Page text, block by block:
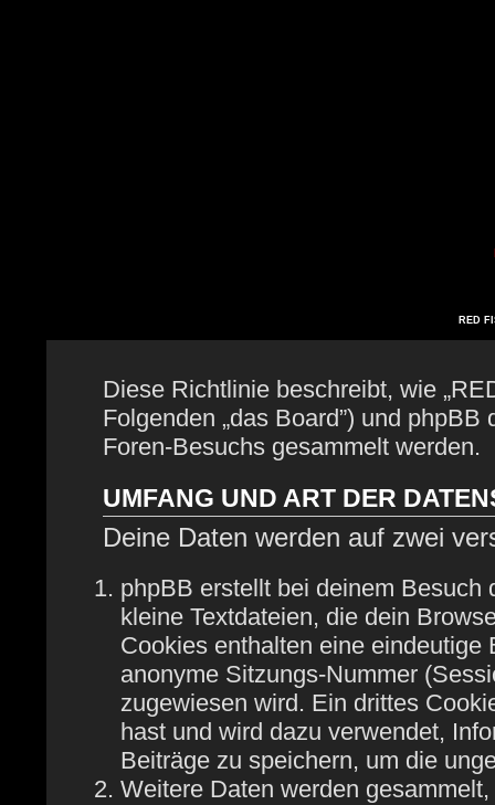
RED
Diese Richtlinie beschreibt, wie
Folgenden „das Board”) und
Foren-Besuchs gesammelt werden.
UMFANG UND ART DER
Deine Daten werden auf zwei
phpBB erstellt bei deinem
kleine Textdateien, die dein
Cookies enthalten eine
anonyme Sitzungs-Nummer
zugewiesen wird. Ein drittes
hast und wird dazu verwendet,
Beiträge zu speichern, um die
Weitere Daten werden